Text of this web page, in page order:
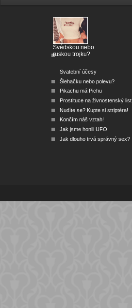
Švédskou nebo
ruskou trojku?
Svatební účesy
Šlehačku nebo polevu?
Pikachu má Pichu
Prostituce na živnostenský list
Nudíte se? Kupte si striptéra!
Končím náš vztah!
Jak jsme honili UFO
Jak dlouho trvá správný sex?